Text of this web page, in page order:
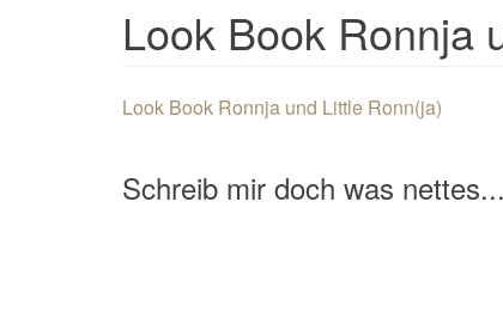
Look Book Ronnja
Look Book Ronnja und Little Ronn(ja)
Schreib mir doch was nettes...